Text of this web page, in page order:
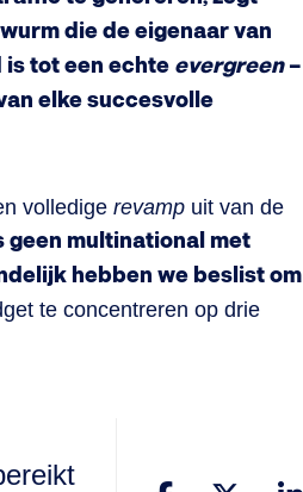
die de eigenaar van
is tot een echte evergreen–
elke succesvolle
volledige revamp uit van de
geen multinational met
hebben we beslist om
te concentreren op drie